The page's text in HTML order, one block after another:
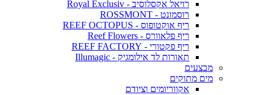
רויאל אקסלוסיב - Royal Exclusiv
רוסמונט - ROSSMONT
ריף אוקטופוס - REEF OCTOPUS
ריף פלאוורס - Reef Flowers
ריף פקטורי - REEF FACTORY
תאורות לד אילומגיק - Illumagic
מבצעים
מים מתוקים
אקווריומים וציודם